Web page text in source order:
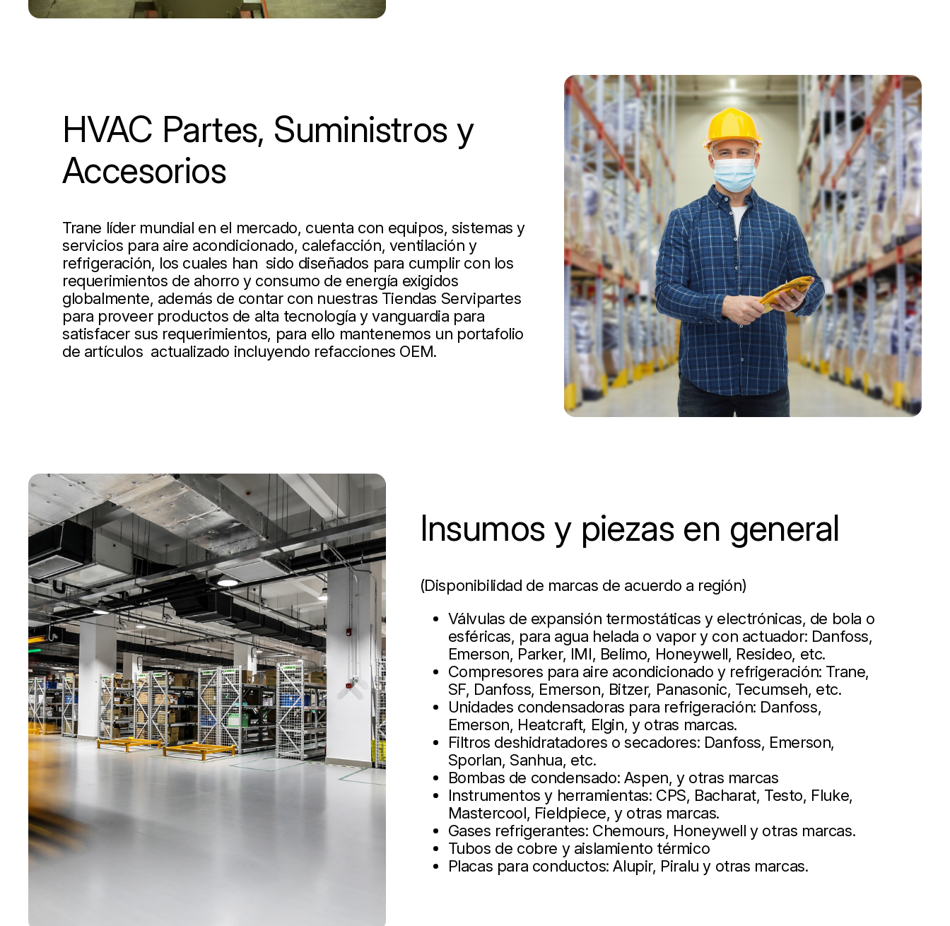
HVAC Partes, Suministros y
Accesorios
Trane líder mundial en el mercado, cuenta con equipos, sistemas y
servicios para aire acondicionado, calefacción, ventilación y
refrigeración, los cuales han sido diseñados para cumplir con los
requerimientos de ahorro y consumo de energía exigidos
globalmente, además de contar con nuestras Tiendas Servipartes
para proveer productos de alta tecnología y vanguardia para
satisfacer sus requerimientos, para ello mantenemos un portafolio
de artículos actualizado incluyendo refacciones OEM.
Insumos y piezas en general
(Disponibilidad de marcas de acuerdo a región)
Válvulas de expansión termostáticas y electrónicas, de bola o
esféricas, para agua helada o vapor y con actuador: Danfoss,
Emerson, Parker, IMI, Belimo, Honeywell, Resideo, etc.
Compresores para aire acondicionado y refrigeración: Trane,
SF, Danfoss, Emerson, Bitzer, Panasonic, Tecumseh, etc.
Unidades condensadoras para refrigeración: Danfoss,
Emerson, Heatcraft, Elgin, y otras marcas.
Filtros deshidratadores o secadores: Danfoss, Emerson,
Sporlan, Sanhua, etc.
Bombas de condensado: Aspen, y otras marcas
Instrumentos y herramientas: CPS, Bacharat, Testo, Fluke,
Mastercool, Fieldpiece, y otras marcas.
Gases refrigerantes: Chemours, Honeywell y otras marcas.
Tubos de cobre y aislamiento térmico
Placas para conductos: Alupir, Piralu y otras marcas.